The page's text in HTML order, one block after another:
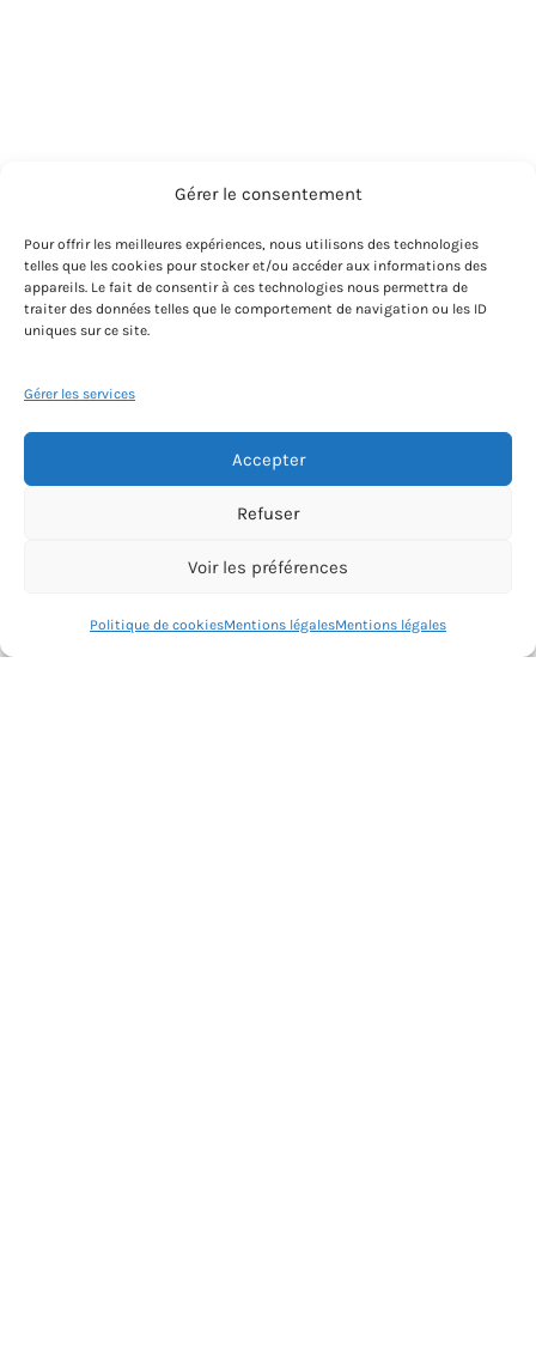
Gérer le consentement
Pour offrir les meilleures expériences, nous utilisons des technologies
telles que les cookies pour stocker et/ou accéder aux informations des
appareils. Le fait de consentir à ces technologies nous permettra de
traiter des données telles que le comportement de navigation ou les ID
uniques sur ce site.
Gérer les services
Accepter
Refuser
Voir les préférences
Politique de cookiesMentions légalesMentions légales